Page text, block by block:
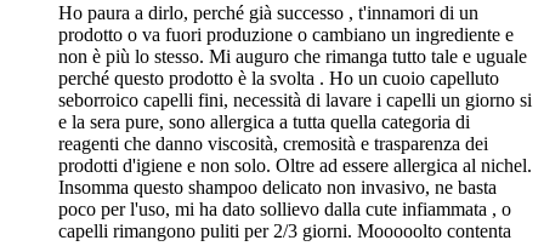
Ho paura a dirlo, perché già successo , t'innamori di un
prodotto o va fuori produzione o cambiano un ingrediente e
non è più lo stesso. Mi auguro che rimanga tutto tale e uguale
perché questo prodotto è la svolta . Ho un cuoio capelluto
seborroico capelli fini, necessità di lavare i capelli un giorno si
e la sera pure, sono allergica a tutta quella categoria di
reagenti che danno viscosità, cremosità e trasparenza dei
prodotti d'igiene e non solo. Oltre ad essere allergica al nichel.
Insomma questo shampoo delicato non invasivo, ne basta
poco per l'uso, mi ha dato sollievo dalla cute infiammata , o
capelli rimangono puliti per 2/3 giorni. Mooooolto contenta